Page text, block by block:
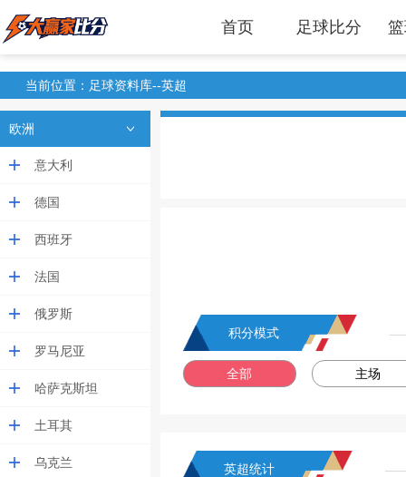
首页 足球比分
当前位置：足球资料库--英超
欧洲
意大利
德国
西班牙
法国
俄罗斯
罗马尼亚
哈萨克斯坦
土耳其
乌克兰
积分模式
全部 主场
英超统计